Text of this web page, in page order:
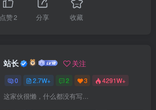
点赞2 分享 收藏
站长 关注
0 2.7W+ 2 3 4291W+
这家伙很懒，什么都没有写...